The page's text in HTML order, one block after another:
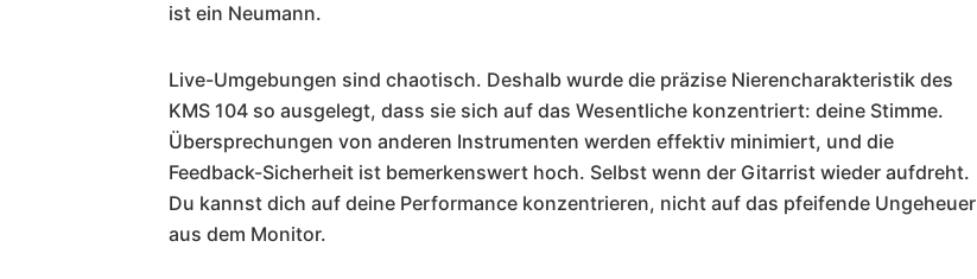
ist ein Neumann.
Live-Umgebungen sind chaotisch. Deshalb wurde die präzise Nierencharakteristik des
KMS 104 so ausgelegt, dass sie sich auf das Wesentliche konzentriert: deine Stimme.
Übersprechungen von anderen Instrumenten werden effektiv minimiert, und die
Feedback-Sicherheit ist bemerkenswert hoch. Selbst wenn der Gitarrist wieder aufdreht.
Du kannst dich auf deine Performance konzentrieren, nicht auf das pfeifende Ungeheuer
aus dem Monitor.